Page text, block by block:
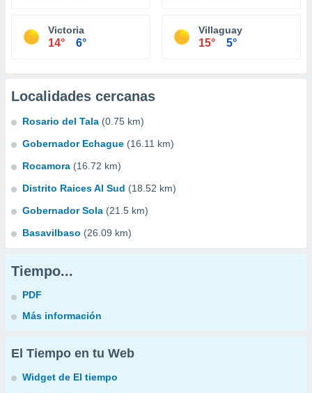
Victoria
14° 6°
Villaguay
15° 5°
Localidades cercanas
Rosario del Tala (0.75 km)
Gobernador Echague (16.11 km)
Rocamora (16.72 km)
Distrito Raices Al Sud (18.52 km)
Gobernador Sola (21.5 km)
Basavilbaso (26.09 km)
Tiempo...
PDF
Más información
El Tiempo en tu Web
Widget de El tiempo